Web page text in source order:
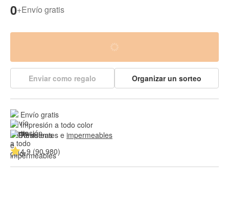
0+Envío gratis
Enviar como regalo Organizar un sorteo
Envío gratis
Impresión a todo color
Resistentes e impermeables
4.9 (90,980)